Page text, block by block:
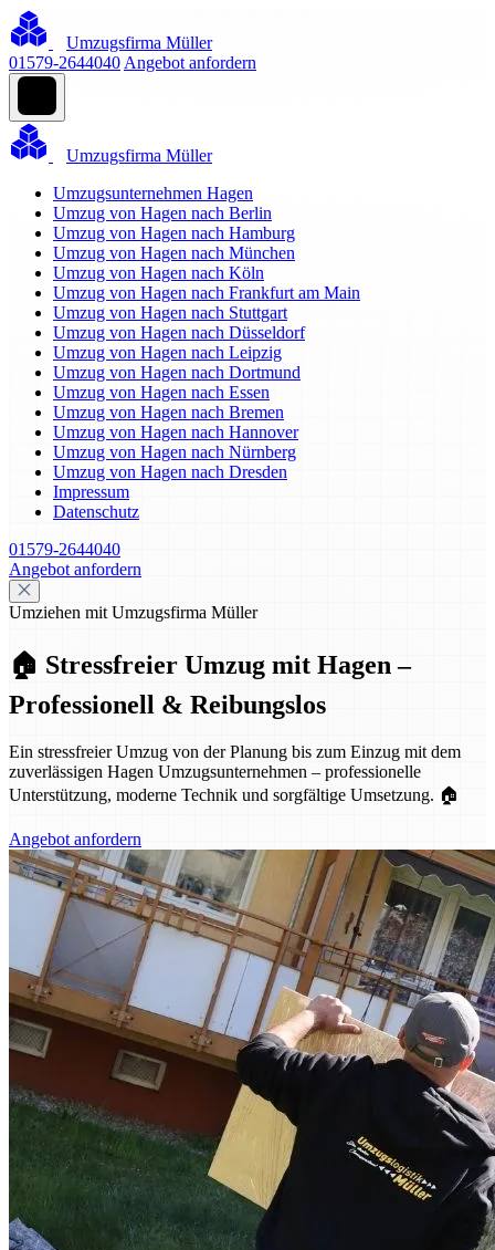
Umzugsfirma Müller
01579-2644040 Angebot anfordern
Umzugsfirma Müller
Umzugsunternehmen Hagen
Umzug von Hagen nach Berlin
Umzug von Hagen nach Hamburg
Umzug von Hagen nach München
Umzug von Hagen nach Köln
Umzug von Hagen nach Frankfurt am Main
Umzug von Hagen nach Stuttgart
Umzug von Hagen nach Düsseldorf
Umzug von Hagen nach Leipzig
Umzug von Hagen nach Dortmund
Umzug von Hagen nach Essen
Umzug von Hagen nach Bremen
Umzug von Hagen nach Hannover
Umzug von Hagen nach Nürnberg
Umzug von Hagen nach Dresden
Impressum
Datenschutz
01579-2644040
Angebot anfordern
Umziehen mit Umzugsfirma Müller
🏠 Stressfreier Umzug mit Hagen –
Professionell & Reibungslos
Ein stressfreier Umzug von der Planung bis zum Einzug mit dem
zuverlässigen Hagen Umzugsunternehmen – professionelle
Unterstützung, moderne Technik und sorgfältige Umsetzung. 🏠
Angebot anfordern